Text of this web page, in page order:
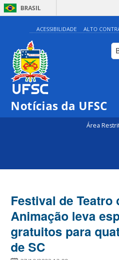
BRASIL
ACESSIBILIDADE ALTO
Notícias da UFSC
Área
Festival de Teatro
Animação leva
gratuitos para
de SC